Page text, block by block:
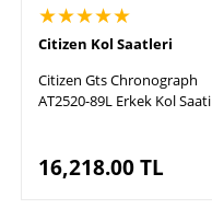
★★★★★
Citizen Kol Saatleri
Citizen Gts Chronograph
AT2520-89L Erkek Kol Saati
16,218.00TL